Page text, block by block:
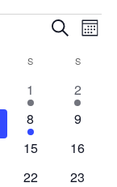
Suche
und
Suche
Monat
S SAMSTAGS
1
Veranstaltung
1
1
2
1
Veranstaltung
8
0
9
0
15
0
16
0
22
0
23